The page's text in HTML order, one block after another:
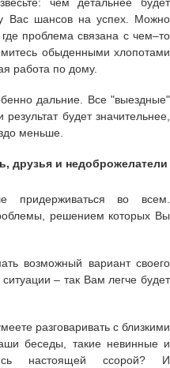
Вас шансов на успех. Можно
проблема связана с чем–то
обыденными хлопотами
работа по дому.
дальние. Все "выездные"
будет значительнее,
меньше.
друзья и недоброжелатели
придерживаться во всем.
решением которых Вы
возможный вариант своего
– так Вам легче будет
разговаривать с близкими
беседы, такие невинные и
настоящей ссорой? И